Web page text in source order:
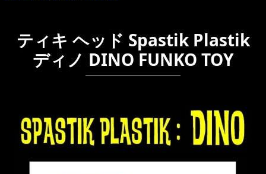
ティキ ヘッド Spastik Plastik
ディノ DINO FUNKO TOY